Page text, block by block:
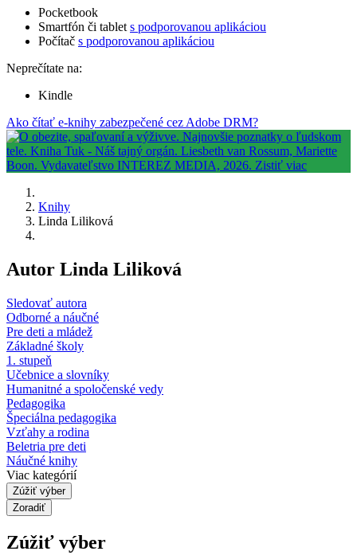
Pocketbook
Smartfón či tablet s podporovanou aplikáciou
Počítač s podporovanou aplikáciou
Neprečítate na:
Kindle
Ako čítať e-knihy zabezpečené cez Adobe DRM?
Knihy
Linda Liliková
Autor Linda Liliková
Sledovať autora
Odborné a náučné
Pre deti a mládež
Základné školy
1. stupeň
Učebnice a slovníky
Humanitné a spoločenské vedy
Pedagogika
Špeciálna pedagogika
Vzťahy a rodina
Beletria pre deti
Náučné knihy
Viac kategórií
Zúžiť výber
Zoradiť
Zúžiť výber